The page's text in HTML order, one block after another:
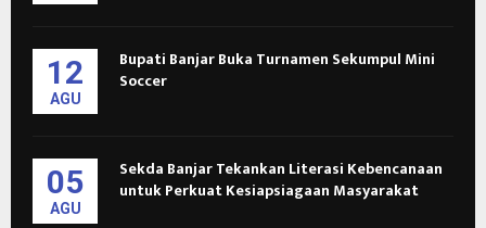
12
AGU
Bupati Banjar Buka Turnamen Sekumpul Mini
Soccer
05
AGU
Sekda Banjar Tekankan Literasi Kebencanaan
untuk Perkuat Kesiapsiagaan Masyarakat